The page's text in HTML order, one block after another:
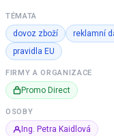
TÉMATA
dovoz zboží reklamní
pravidla EU
FIRMY A ORGANIZACE
Promo Direct
OSOBY
Ing. Petra Kaidlová